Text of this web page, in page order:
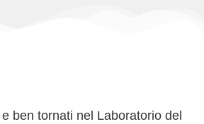
ben tornati nel Laboratorio del